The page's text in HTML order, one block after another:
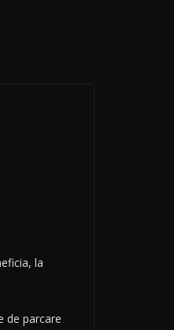
la
de parcare